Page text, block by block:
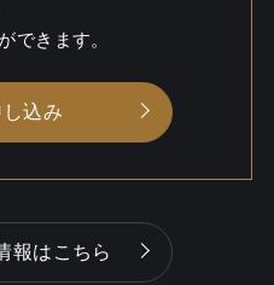
できます。
込み
報はこちら